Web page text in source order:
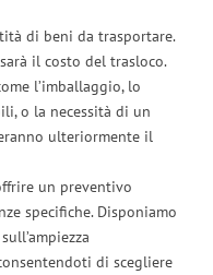
di beni da trasportare.
il costo del trasloco.
l’imballaggio, lo
o la necessità di un
ulteriormente il
un preventivo
specifiche. Disponiamo
di scegliere